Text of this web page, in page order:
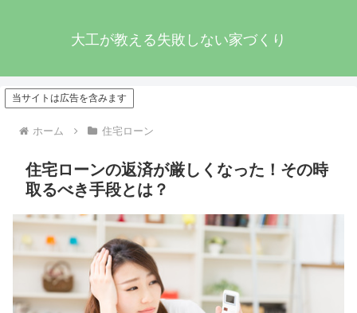
大工が教える失敗しない家づくり
当サイトは広告を含みます
ホーム 住宅ローン
住宅ローンの返済が厳しくなった！その時
取るべき手段とは？